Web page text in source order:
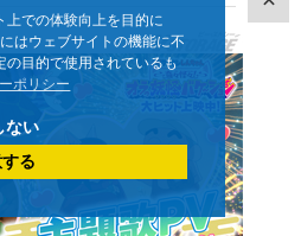
上での体験向上を目的に
はウェブサイトの機能に不
の目的で使用されているも
ポリシー
ない
る